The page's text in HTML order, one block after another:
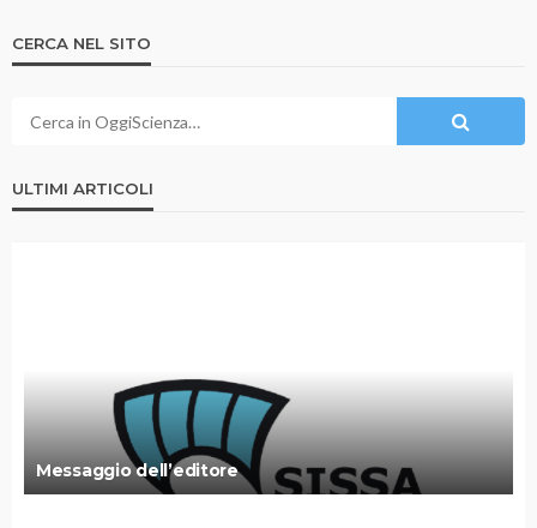
CERCA NEL SITO
ULTIMI ARTICOLI
Messaggio dell’editore